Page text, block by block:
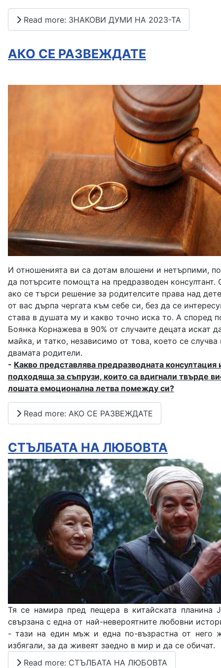
Read more: ЗНАКОВИ ДУМИ НА 2023-ТА
АКО СЕ РАЗВЕЖДАТЕ
И отношенията ви са дотам влошени и нетърпими,
да потърсите помощта на предразводен консултант.
ако се търси решение за родителсите права над
от вас дърпа чергата към себе си, без да се
става в душата му и какво точно иска то. А според
Боянка Корнажева в 90% от случаите децата искат
майка, и татко, независимо от това, което се
двамата родители.
- Какво представлява предразводната консултация
подходяща за съпрузи, които са вдигнали твърде
лошата емоционална летва помежду си?
Read more: АКО СЕ РАЗВЕЖДАТЕ
СТЪЛБАТА НА ЛЮБОВТА
Тя се намира пред пещера в китайската планина
свързана с една от най-невероятните любовни
- тази на един мъж и една по-възрастна от него
избягали, за да живеят заедно в мир и да се обичат.
Read more: СТЪЛБАТА НА ЛЮБОВТА